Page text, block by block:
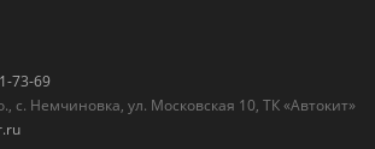
73-69
с. Немчиновка, ул. Московская 10, ТК «Автокит»